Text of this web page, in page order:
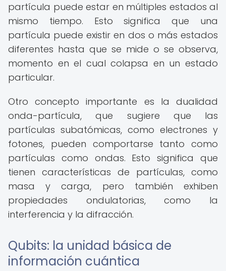
partícula puede estar en múltiples estados al
mismo tiempo. Esto significa que una
partícula puede existir en dos o más estados
diferentes hasta que se mide o se observa,
momento en el cual colapsa en un estado
particular.
Otro concepto importante es la dualidad
onda-partícula, que sugiere que las
partículas subatómicas, como electrones y
fotones, pueden comportarse tanto como
partículas como ondas. Esto significa que
tienen características de partículas, como
masa y carga, pero también exhiben
propiedades ondulatorias, como la
interferencia y la difracción.
Qubits: la unidad básica de
información cuántica